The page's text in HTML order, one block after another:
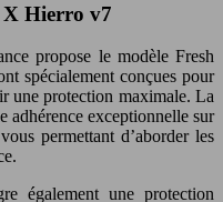
X Hierro v7
propose le modèle Fresh
spécialement conçues pour
une protection maximale. La
adhérence exceptionnelle sur
permettant d’aborder les
également une protection